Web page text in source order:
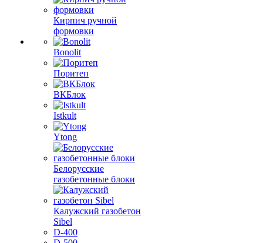
Кирпич ручной
формовки
Bonolit
Поритеп
ВКБлок
Istkult
Ytong
Белорусские
газобетонные блоки
Калужский газобетон
Sibel
D-400